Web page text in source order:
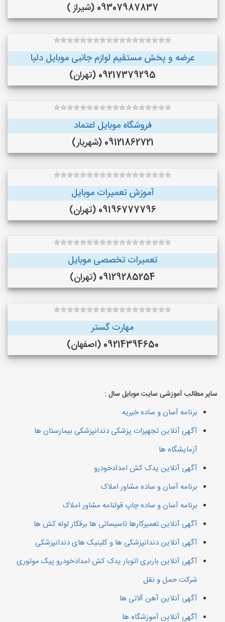
09307987837 (شیراز )
عرضه و پخش مستقيم لوازم جانبى موبايل دليا
09217379295 (تهران)
فروشگاه موبایل اعتماد
09121862721 (شهریار)
آموزش تعمیرات موبایل
09196777796 (تهران)
تعمیرات تخصصی موبایل
09129285254 (تهران)
مهارت گستر
09214394650 (اصفهان)
سایر مطالب آموزشی سایت موبایل سال :
برنامه آسان و ساده خیریه
آگهی آنلاین تجهیزات پزشکی دندانپزشکی بیمارستان ها
آزمایشگاه ها
آگهی آنلاین یدک کش امدادخودرو
برنامه آسان و ساده مشاور املاک
برنامه آسان و ساده چاپ قولنامه مشاور املاک
آگهی آنلاین تعمیرکارها تاسیساتی ها برقکار لوله کش ها
آگهی آنلاین دندانپزشکی ها و کلینیک های دندانپزشکی
آگهی آنلاین باربری اتوبار یدک کش امدادخودرو پیک موتوری
شرکت حمل و نقل
آگهی آنلاین آهن آلاتی ها
آگهی آنلاین آموزشگاه ها